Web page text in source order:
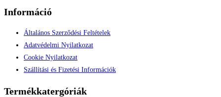
Információ
Általános Szerződési Feltételek
Adatvédelmi Nyilatkozat
Cookie Nyilatkozat
Szállítási és Fizetési Információk
Termékkatergóriák